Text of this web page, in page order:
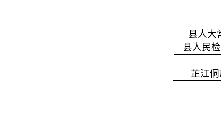
县人大
县人民检察
芷江